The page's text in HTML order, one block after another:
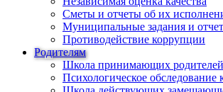
Сметы и отчеты об их
Муниципальные задания и
Противодействие коррупции
Родителям
Школа принимающих родителей
Психологическое обследование